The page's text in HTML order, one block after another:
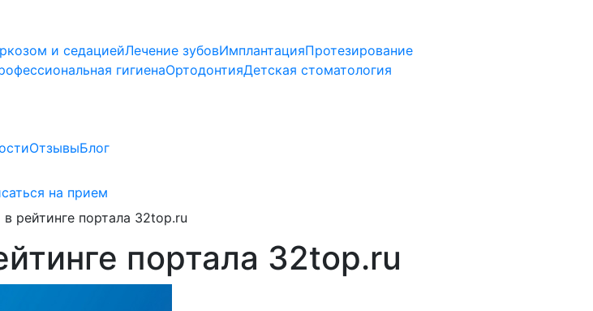
и седациейЛечение зубовИмплантацияПротезирование
гигиенаОртодонтияДетская стоматология
ОтзывыБлог
на прием
рейтинге портала 32top.ru
портала 32top.ru